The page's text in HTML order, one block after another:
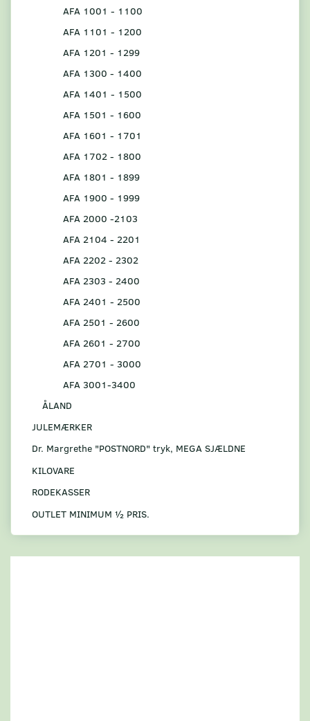
AFA 1001 - 1100
AFA 1101 - 1200
AFA 1201 - 1299
AFA 1300 - 1400
AFA 1401 - 1500
AFA 1501 - 1600
AFA 1601 - 1701
AFA 1702 - 1800
AFA 1801 - 1899
AFA 1900 - 1999
AFA 2000 -2103
AFA 2104 - 2201
AFA 2202 - 2302
AFA 2303 - 2400
AFA 2401 - 2500
AFA 2501 - 2600
AFA 2601 - 2700
AFA 2701 - 3000
AFA 3001-3400
ÅLAND
JULEMÆRKER
Dr. Margrethe "POSTNORD" tryk, MEGA SJÆLDNE
KILOVARE
RODEKASSER
OUTLET MINIMUM ½ PRIS.